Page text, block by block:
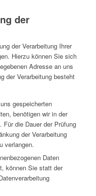
der
der Verarbeitung Ihrer
Hierzu können Sie sich
Adresse an uns
der Verarbeitung besteht
gespeicherten
benötigen wir in der
Für die Dauer der Prüfung
der Verarbeitung
verlangen.
Daten
können Sie statt der